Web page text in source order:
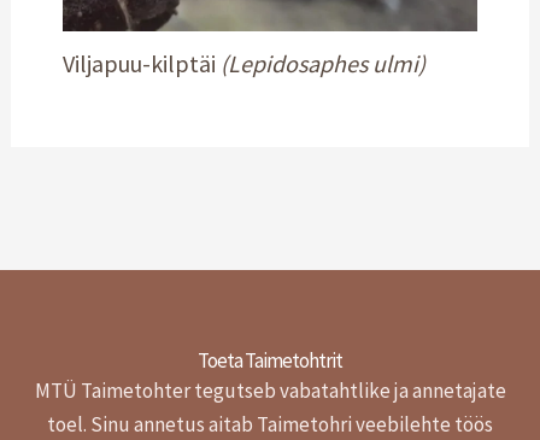
Viljapuu-kilptäi (Lepidosaphes ulmi)
Toeta Taimetohtrit
MTÜ Taimetohter tegutseb vabatahtlike ja annetajate
toel. Sinu annetus aitab Taimetohri veebilehte töös